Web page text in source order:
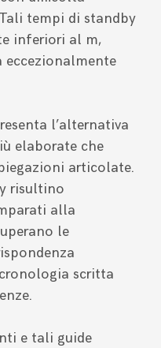
tempi di standby
inferiori al m,
eccezionalmente
l’alternativa
elaborate che
articolate.
risultino
alla
le
scritta
e tali guide